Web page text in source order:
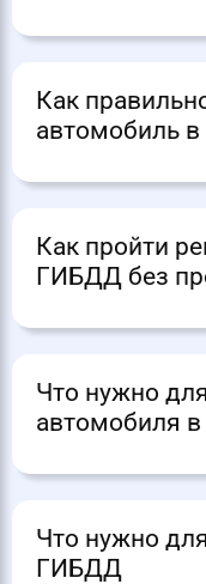
Как
автомобиль
Как пройти
ГИБДД без
Что нужно
автомобиля
Что нужно
ГИБДД